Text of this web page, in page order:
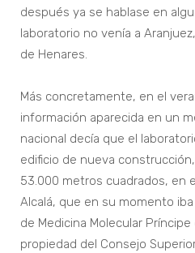
después ya se hablase en
laboratorio no venía a
de Henares.
Más concretamente, en el
información aparecida en un
nacional decía que el
edificio de nueva
53.000 metros cuadrados, en
Alcalá, que en su momento
de Medicina Molecular
propiedad del Consejo